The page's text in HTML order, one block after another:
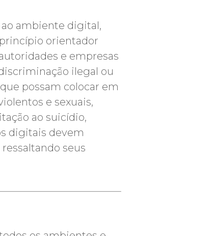
ao ambiente digital,
orientador
e empresas
ilegal ou
possam colocar em
e sexuais,
ao suicídio,
digitais devem
seus